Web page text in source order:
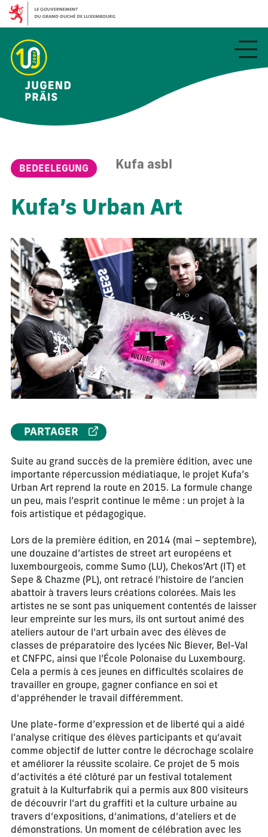
BEDEELEGUNG Kufa asbl
Kufa’s Urban Art
Suite au grand succès de la première édition, avec une
importante répercussion médiatiaque, le projet Kufa’s
Urban Art reprend la route en 2015. La formule change
un peu, mais l’esprit continue le même : un projet à la
fois artistique et pédagogique.
Lors de la première édition, en 2014 (mai – septembre),
une douzaine d’artistes de street art européens et
luxembourgeois, comme Sumo (LU), Chekos’Art (IT) et
Sepe & Chazme (PL), ont retracé l‘histoire de l‘ancien
abattoir à travers leurs créations colorées. Mais les
artistes ne se sont pas uniquement contentés de laisser
leur empreinte sur les murs, ils ont surtout animé des
ateliers autour de l‘art urbain avec des élèves de
classes de préparatoire des lycées Nic Biever, Bel-Val
et CNFPC, ainsi que l’École Polonaise du Luxembourg.
Cela a permis à ces jeunes en difficultés scolaires de
travailler en groupe, gagner confiance en soi et
d‘appréhender le travail différemment.
Une plate-forme d’expression et de liberté qui a aidé
l’analyse critique des élèves participants et qu‘avait
comme objectif de lutter contre le décrochage scolaire
et améliorer la réussite scolaire. Ce projet de 5 mois
d’activités a été clôturé par un festival totalement
gratuit à la Kulturfabrik qui a permis aux 800 visiteurs
de découvrir l‘art du graffiti et la culture urbaine au
travers d‘expositions, d‘animations, d‘ateliers et de
démonstrations. Un moment de célébration avec les
PARTAGER